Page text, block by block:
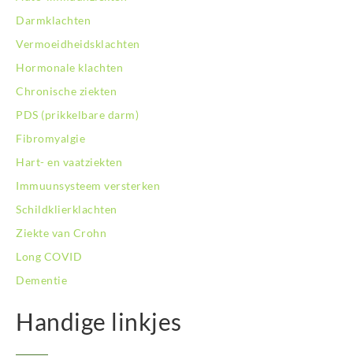
Darmklachten
Vermoeidheidsklachten
Hormonale klachten
Chronische ziekten
PDS (prikkelbare darm)
Fibromyalgie
Hart- en vaatziekten
Immuunsysteem versterken
Schildklierklachten
Ziekte van Crohn
Long COVID
Dementie
Handige linkjes